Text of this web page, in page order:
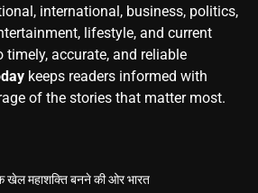
international, business, politics,
lifestyle, and current
accurate, and reliable
keeps readers informed with
of the stories that matter most.
खेल महाशक्ति बनने की ओर भारत